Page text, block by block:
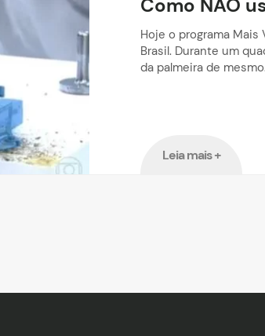
Como NÃO
Hoje o programa
Brasil. Durante um
da palmeira de
Leia mais +